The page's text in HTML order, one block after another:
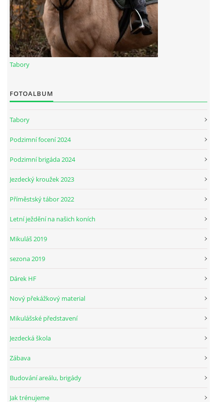
Tabory
FOTOALBUM
Tabory
Podzimní focení 2024
Podzimní brigáda 2024
Jezdecký kroužek 2023
Příměstský tábor 2022
Letní ježdění na našich koních
Mikuláš 2019
sezona 2019
Dárek HF
Nový překážkový material
Mikulášské představení
Jezdecká škola
Zábava
Budování areálu, brigády
Jak trénujeme